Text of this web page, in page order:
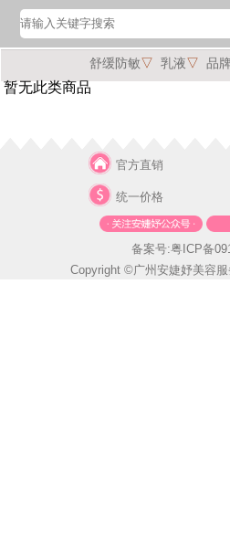
舒缓防敏▽ 乳液▽ 品牌
暂无此类商品
官方直销
统一价格
备案号:粤ICP备
Copyright ©广州安婕妤美容